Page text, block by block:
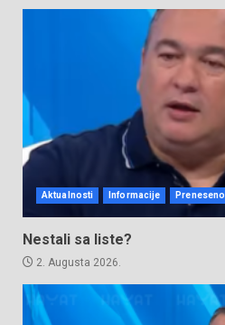
Aktualnosti Informacije Preneseno
Nestali sa liste?
2. Augusta 2026.